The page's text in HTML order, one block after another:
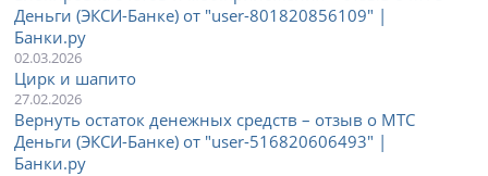
Деньги (ЭКСИ-Банке) от "user-801820856109" |
Банки.ру
02.03.2026
Цирк и шапито
27.02.2026
Вернуть остаток денежных средств – отзыв о МТС
Деньги (ЭКСИ-Банке) от "user-516820606493" |
Банки.ру